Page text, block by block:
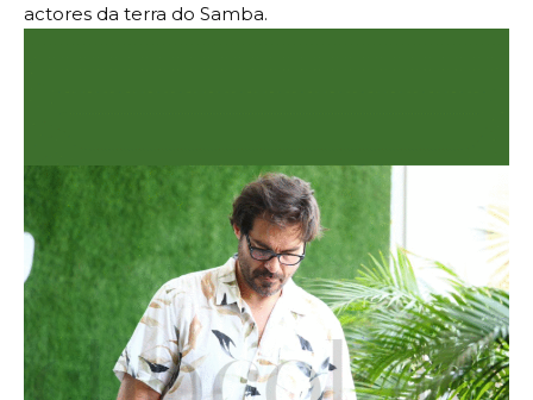
actores da terra do Samba.